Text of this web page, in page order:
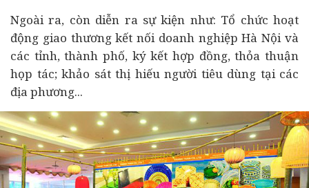
Ngoài ra, còn diễn ra sự kiện như: Tổ chức hoạt
động giao thương kết nối doanh nghiệp Hà Nội và
các tỉnh, thành phố, ký kết hợp đồng, thỏa thuận
họp tác; khảo sát thị hiếu người tiêu dùng tại các
địa phương...